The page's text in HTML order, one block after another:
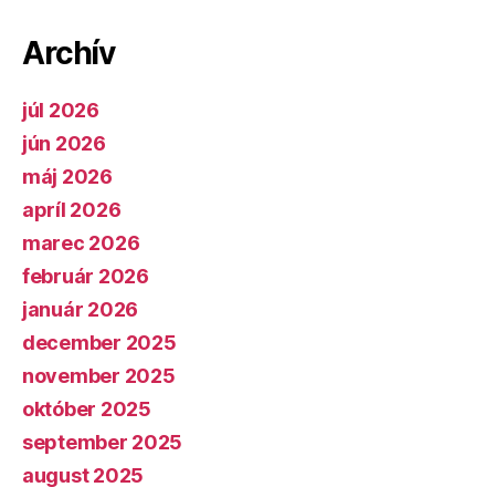
Archív
júl 2026
jún 2026
máj 2026
apríl 2026
marec 2026
február 2026
január 2026
december 2025
november 2025
október 2025
september 2025
august 2025